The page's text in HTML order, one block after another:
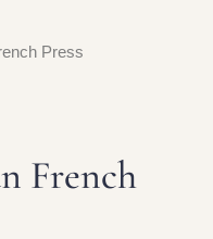
Press
French